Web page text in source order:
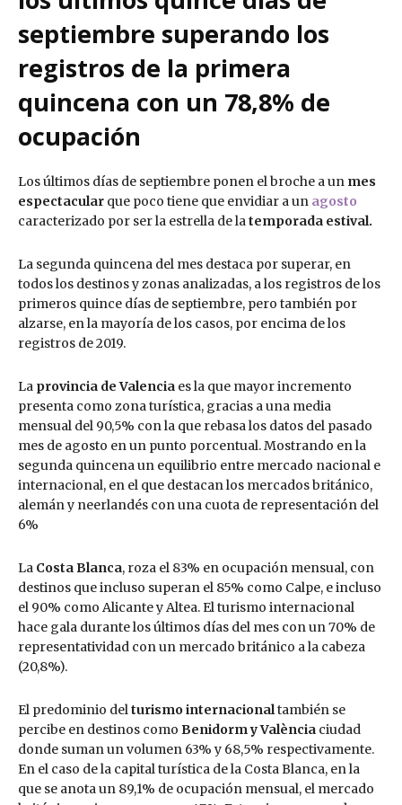
septiembre superando los
registros de la primera
quincena con un 78,8% de
ocupación
Los últimos días de septiembre ponen el broche a un mes
espectacular que poco tiene que envidiar a un agosto
caracterizado por ser la estrella de latemporada estival.
La segunda quincena del mes destaca por superar, en
todos los destinos y zonas analizadas, a los registros de los
primeros quince días de septiembre, pero también por
alzarse, en la mayoría de los casos, por encima de los
registros de 2019.
La provincia de Valencia es la que mayor incremento
presenta como zona turística, gracias a una media
mensual del 90,5% con la que rebasa los datos del pasado
mes de agosto en un punto porcentual. Mostrando en la
segunda quincena un equilibrio entre mercado nacional e
internacional, en el que destacan los mercados británico,
alemán y neerlandés con una cuota de representación del
6%
La Costa Blanca, roza el 83% en ocupación mensual, con
destinos que incluso superan el 85% como Calpe, e incluso
el 90% como Alicante y Altea. El turismo internacional
hace gala durante los últimos días del mes con un 70% de
representatividad con un mercado británico a la cabeza
(20,8%).
El predominio delturismo internacionaltambién se
percibe en destinos como Benidorm y València ciudad
donde suman un volumen 63% y 68,5% respectivamente.
En el caso de la capital turística de la Costa Blanca, en la
que se anota un 89,1% de ocupación mensual, el mercado